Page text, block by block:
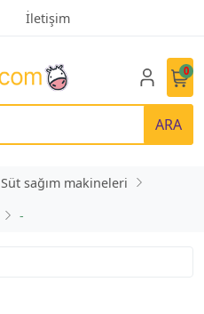
İletişim
ARA
0
Süt sağım makineleri
-